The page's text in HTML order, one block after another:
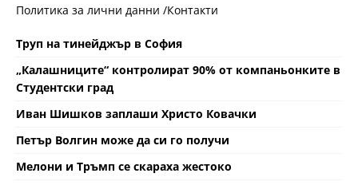
Политика за лични данни /Контакти
Труп на тинейджър в София
„Калашниците“ контролират 90% от компаньонките в
Студентски град
Иван Шишков заплаши Христо Ковачки
Петър Волгин може да си го получи
Мелони и Тръмп се скараха жестоко